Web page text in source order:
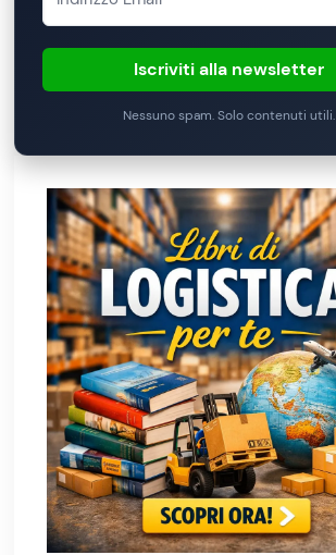
Iscriviti alla newsletter
Nessuno spam. Solo contenuti utili.